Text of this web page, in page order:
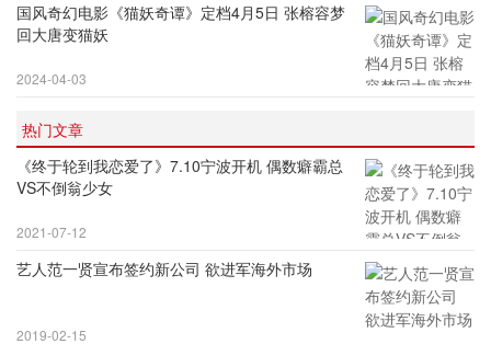
国风奇幻电影《猫妖奇谭》定档4月5日 张榕容梦
回大唐变猫妖
2024-04-03
热门文章
《终于轮到我恋爱了》7.10宁波开机 偶数癖霸总
VS不倒翁少女
2021-07-12
艺人范一贤宣布签约新公司 欲进军海外市场
2019-02-15